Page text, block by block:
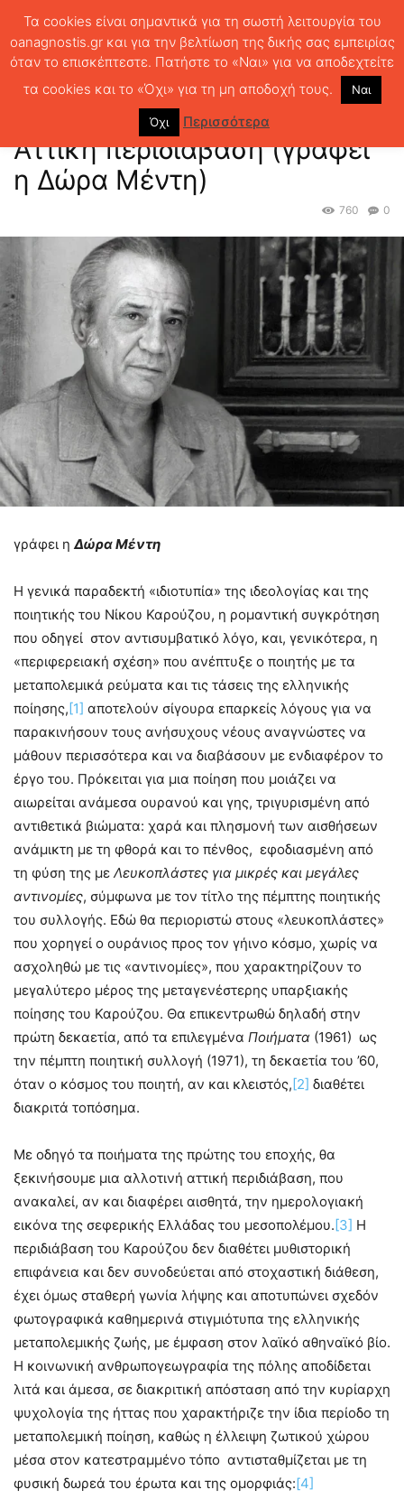
ΛΟΓΟΤΕΧΝΙΑ
100 χρόνια Νίκος Καρούζος:
Αττική περιδιάβαση (γράφει η Δώρα Μέντη)
100 χρόνια Νίκος Καρούζος:
Αττική περιδιάβαση (γράφει
η Δώρα Μέντη)
0
760
γράφει η Δώρα Μέντη
Η γενικά παραδεκτή «ιδιοτυπία» της ιδεολογίας και της
ποιητικής του Νίκου Καρούζου, η ρομαντική συγκρότηση
που οδηγεί στον αντισυμβατικό λόγο, και, γενικότερα, η
«περιφερειακή σχέση» που ανέπτυξε ο ποιητής με τα
μεταπολεμικά ρεύματα και τις τάσεις της ελληνικής
ποίησης, [1] αποτελούν σίγουρα επαρκείς λόγους για να
παρακινήσουν τους ανήσυχους νέους αναγνώστες να
μάθουν περισσότερα και να διαβάσουν με ενδιαφέρον το
έργο του. Πρόκειται για μια ποίηση που μοιάζει να
αιωρείται ανάμεσα ουρανού και γης, τριγυρισμένη από
αντιθετικά βιώματα: χαρά και πλησμονή των αισθήσεων
ανάμικτη με τη φθορά και το πένθος, εφοδιασμένη από
τη φύση της με Λευκοπλάστες για μικρές και μεγάλες
αντινομίες, σύμφωνα με τον τίτλο της πέμπτης ποιητικής
του συλλογής. Εδώ θα περιοριστώ στους «λευκοπλάστες»
που χορηγεί ο ουράνιος προς τον γήινο κόσμο, χωρίς να
ασχοληθώ με τις «αντινομίες», που χαρακτηρίζουν το
μεγαλύτερο μέρος της μεταγενέστερης υπαρξιακής
ποίησης του Καρούζου. Θα επικεντρωθώ δηλαδή στην
πρώτη δεκαετία, από τα επιλεγμένα Ποιήματα (1961) ως
την πέμπτη ποιητική συλλογή (1971), τη δεκαετία του ’60,
όταν ο κόσμος του ποιητή, αν και κλειστός, [2] διαθέτει
διακριτά τοπόσημα.
Με οδηγό τα ποιήματα της πρώτης του εποχής, θα
ξεκινήσουμε μια αλλοτινή αττική περιδιάβαση, που
ανακαλεί, αν και διαφέρει αισθητά, την ημερολογιακή
εικόνα της σεφερικής Ελλάδας του μεσοπολέμου. [3] Η
περιδιάβαση του Καρούζου δεν διαθέτει μυθιστορική
επιφάνεια και δεν συνοδεύεται από στοχαστική διάθεση,
έχει όμως σταθερή γωνία λήψης και αποτυπώνει σχεδόν
φωτογραφικά καθημερινά στιγμιότυπα της ελληνικής
μεταπολεμικής ζωής, με έμφαση στον λαϊκό αθηναϊκό βίο.
Η κοινωνική ανθρωπογεωγραφία της πόλης αποδίδεται
λιτά και άμεσα, σε διακριτική απόσταση από την κυρίαρχη
ψυχολογία της ήττας που χαρακτήριζε την ίδια περίοδο τη
μεταπολεμική ποίηση, καθώς η έλλειψη ζωτικού χώρου
μέσα στον κατεστραμμένο τόπο αντισταθμίζεται με τη
φυσική δωρεά του έρωτα και της ομορφιάς:[4]
Τα cookies είναι σημαντικά για τη σωστή λειτουργία του
oanagnostis.gr και για την βελτίωση της δικής σας εμπειρίας
όταν το επισκέπτεστε. Πατήστε το «Ναι» για να αποδεχτείτε
τα cookies και το «Όχι» για τη μη αποδοχή τους.
Ναι
Όχι Περισσότερα